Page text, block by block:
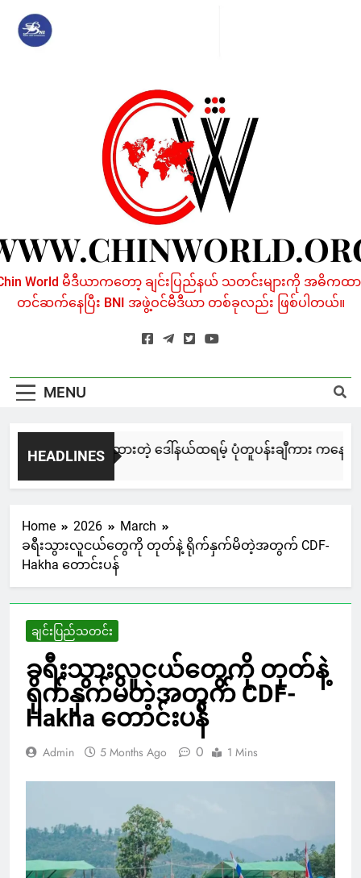
content
World မီဒီယာကတော့ ချင်းပြည်နယ် သတင်းများကို အဓိကထာ
တင်ဆက်နေပြီး BNI အဖွဲ့ဝင်မီဒီယာ တစ်ခုလည်း ဖြစ်ပါတယ်။
MENU
HEADLINES
မြင်းချေးနဲ့ ရေးဆွဲထားတဲ့ ဒေါ်နယ်ထရမ့် ပုံတူပန်းချီကား ကနေဒါမှ
21 Hours Ago
Home 2026
March
ခရီးသွားလူငယ်တွေကို တုတ်နဲ့ ရိုက်နှက်မိတဲ့အတွက် CDF-
Hakha တောင်းပန်
ချင်းပြည်သတင်း
ခရီးသွားလူငယ်တွေကို တုတ်နဲ့
ရိုက်နှက်မိတဲ့အတွက် CDF-
Hakha တောင်းပန်
Admin 5 Months Ago 0 1 Mins